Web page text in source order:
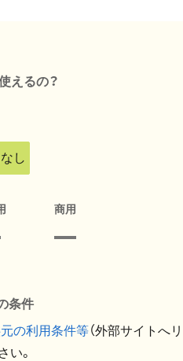
えるの？
し
商用
条件
の利用条件等（外部サイトへ
い。